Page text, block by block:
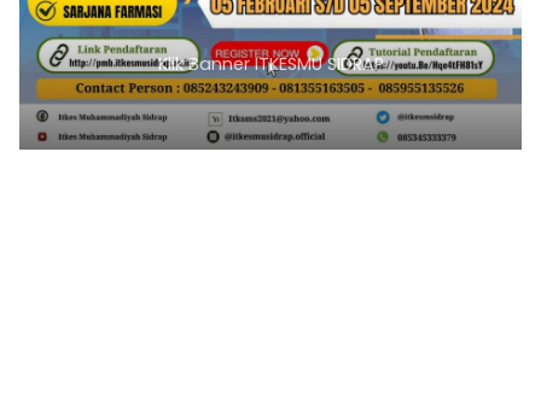
Klik Banner ITKESMU SIDRAP